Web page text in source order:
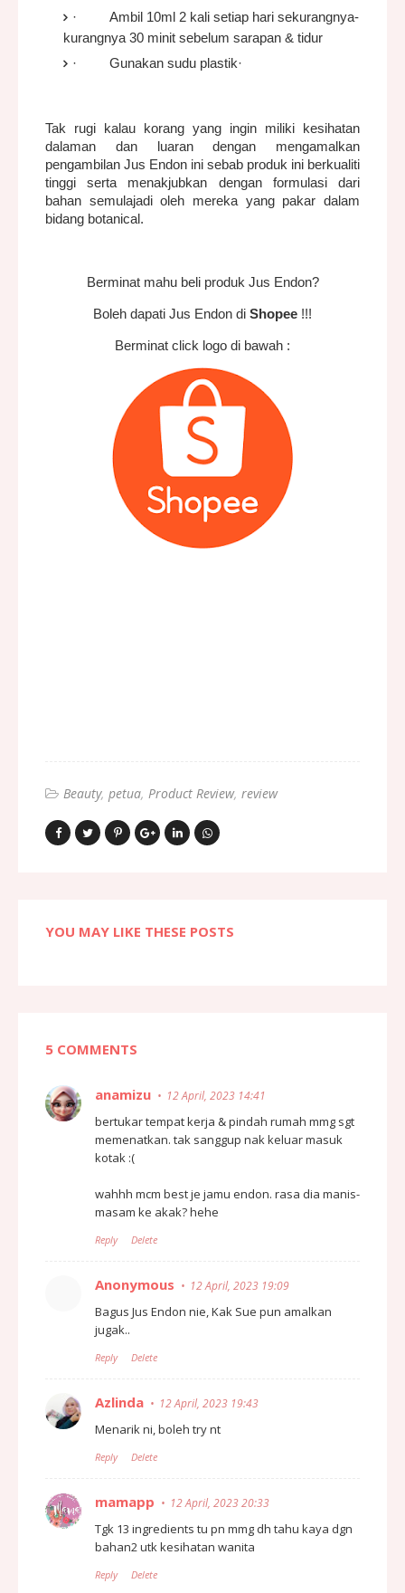
·
Ambil 10ml 2 kali setiap hari sekurangnya-
kurangnya 30 minit sebelum sarapan & tidur
·
Gunakan sudu plastik·
Tak rugi kalau korang yang ingin miliki kesihatan
dalaman dan luaran dengan mengamalkan
pengambilan Jus Endon ini sebab produk ini berkualiti
tinggi serta menakjubkan dengan formulasi dari
bahan semulajadi oleh mereka yang pakar dalam
bidang botanical.
Berminat mahu beli produk Jus Endon?
Boleh dapati Jus Endon di Shopee !!!
Berminat click logo di bawah :
Beauty petua Product Review review
YOU MAY LIKE THESE POSTS
5 COMMENTS
anamizu 12 April, 2023 14:41
bertukar tempat kerja & pindah rumah mmg sgt
memenatkan. tak sanggup nak keluar masuk
kotak :(
wahhh mcm best je jamu endon. rasa dia manis-
masam ke akak? hehe
Reply Delete
Anonymous 12 April, 2023 19:09
Bagus Jus Endon nie, Kak Sue pun amalkan
jugak..
Reply Delete
Azlinda 12 April, 2023 19:43
Menarik ni, boleh try nt
Reply Delete
mamapp 12 April, 2023 20:33
Tgk 13 ingredients tu pn mmg dh tahu kaya dgn
bahan2 utk kesihatan wanita
Reply Delete